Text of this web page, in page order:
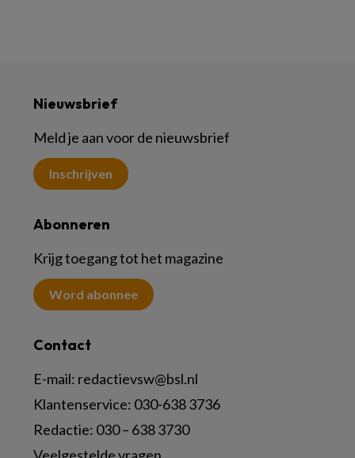
Nieuwsbrief
Meld je aan voor de nieuwsbrief
Inschrijven
Abonneren
Krijg toegang tot het magazine
Word abonnee
Contact
E-mail: redactievsw@bsl.nl
Klantenservice: 030-638 3736
Redactie: 030 – 638 3730